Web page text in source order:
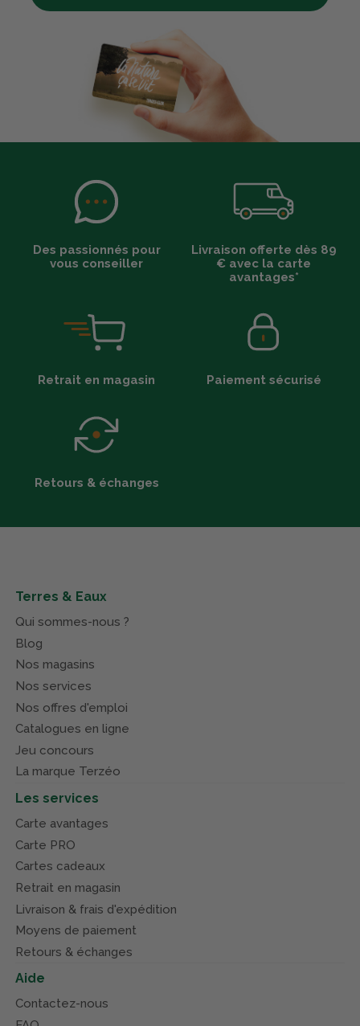
Des passionnés pour
vous conseiller
Livraison offerte dès 89
€ avec la carte
avantages*
Retrait en magasin Paiement sécurisé
Retours & échanges
Terres & Eaux
Qui sommes-nous ?
Blog
Nos magasins
Nos services
Nos offres d'emploi
Catalogues en ligne
Jeu concours
La marque Terzéo
Les services
Carte avantages
Carte PRO
Cartes cadeaux
Retrait en magasin
Livraison & frais d'expédition
Moyens de paiement
Retours & échanges
Aide
Contactez-nous